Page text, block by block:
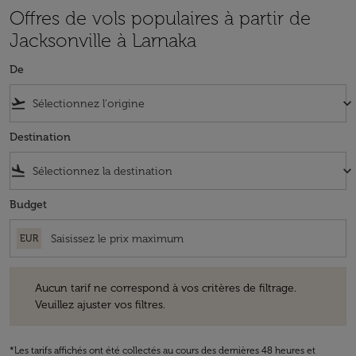
Offres de vols populaires à partir de
Jacksonville à Larnaka
De
flight_takeoff keyboard_arrow_down
Destination
flight_land keyboard_arrow_down
Budget
EUR
Aucun tarif ne correspond à vos critères de filtrage.
Veuillez ajuster vos filtres.
*Les tarifs affichés ont été collectés au cours des dernières 48 heures et